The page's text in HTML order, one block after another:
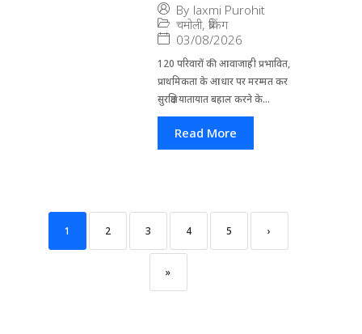
By laxmi Purohit
चमोली, ब्रेकिंग
03/08/2026
120 परिवारों की आवाजाही प्रभावित,
प्राथमिकता के आधार पर मरम्मत कर
सुरक्षित यातायात बहाल करने के...
Read More
1 2 3 4 5 ›
»